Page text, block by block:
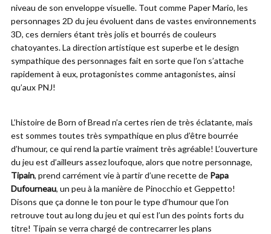
niveau de son enveloppe visuelle. Tout comme Paper Mario, les
personnages 2D du jeu évoluent dans de vastes environnements
3D, ces derniers étant très jolis et bourrés de couleurs
chatoyantes. La direction artistique est superbe et le design
sympathique des personnages fait en sorte que l’on s’attache
rapidement à eux, protagonistes comme antagonistes, ainsi
qu’aux PNJ!
L’histoire de Born of Bread n’a certes rien de très éclatante, mais
est sommes toutes très sympathique en plus d’être bourrée
d’humour, ce qui rend la partie vraiment très agréable! L’ouverture
du jeu est d’ailleurs assez loufoque, alors que notre personnage,
Tipain, prend carrément vie à partir d’une recette de Papa
Dufourneau, un peu à la manière de Pinocchio et Geppetto!
Disons que ça donne le ton pour le type d’humour que l’on
retrouve tout au long du jeu et qui est l’un des points forts du
titre! Tipain se verra chargé de contrecarrer les plans